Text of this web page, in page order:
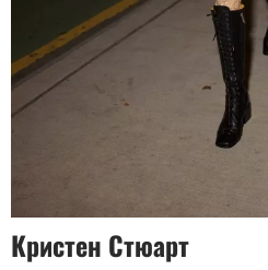
Кристен Стюарт